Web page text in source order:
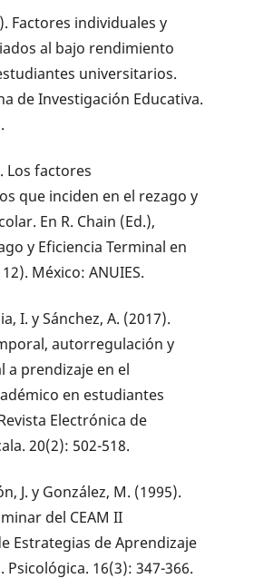
Factores individuales y
al bajo rendimiento
universitarios.
de Investigación Educativa.
Los factores
que inciden en el rezago y
En R. Chain (Ed.),
y Eficiencia Terminal en
México: ANUIES.
I. y Sánchez, A. (2017).
autorregulación y
a prendizaje en el
en estudiantes
Electrónica de
20(2): 502-518.
J. y González, M. (1995).
del CEAM II
Estrategias de Aprendizaje
16(3): 347-366.